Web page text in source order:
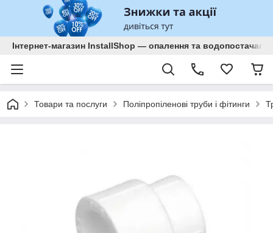
Інтернет-магазин InstallShop — опалення та водопостачання
Товари та послуги Поліпропіленові труби і фітинги